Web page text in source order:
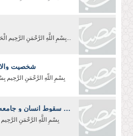
بِسْمِ اللَّهِ الرَّحْمَنِ الرَّحِیم الْحَمْدُ لِلَّهِ رَبِّ الْعَالَمِينَ، وَصَلَّى اللَّهُ...
شخصیت
بِسْمِ اللّهِ الرَّحْمَنِ الرَّحِيم
شناخت ریشه‌های سقوط انسان و جامعه در پرتو آموزه‌های عاشورا
بِسْمِ اللَّهِ الرَّحْمَنِ